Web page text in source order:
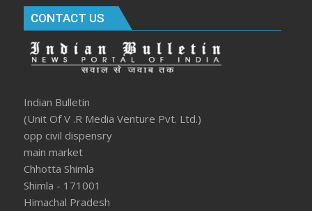
CONTACT US
Indian Bulletin
(Unit Of V .R Media Venture Pvt. Ltd.)
opp civil dispensry
main market
Chhotta Shimla
Shimla - 171001
Himachal Pradesh